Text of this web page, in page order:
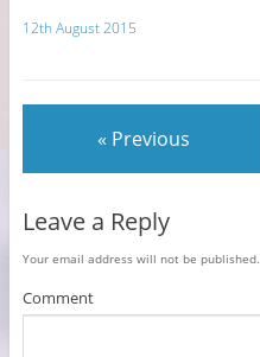
12th August 2015
« Previous
Leave a Reply
Your email address will not be published.
Comment